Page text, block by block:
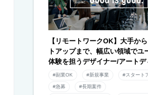
【リモートワークOK】大手か
トアップまで、幅広い領域でユ
体験を担うデザイナー/アートデ
ター募集！
#副業OK #新規事業 #スタート
#急募 #長期案件